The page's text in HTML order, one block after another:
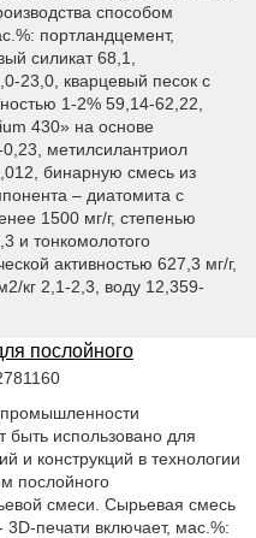
способом
портландцемент,
силикат 68,1,
23,0, кварцевый песок с
1-2% 59,14-62,22,
430» на основе
метилсилантриол
бинарную смесь из
– диатомита с
1500 мг/г, степенью
и тонкомолотого
активностью 627,3 мг/г,
кг 2,1-2,3, воду 12,359-
послойного
промышленности
быть использовано для
и конструкций в технологии
послойного
смеси. Сырьевая смесь
3D-печати включает, мас.%: